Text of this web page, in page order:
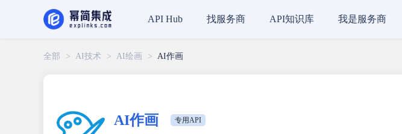
API Hub 找服务商 API知识库 我是服务商
全部 > AI技术 > AI绘画 > AI作画
AI作画 专用API